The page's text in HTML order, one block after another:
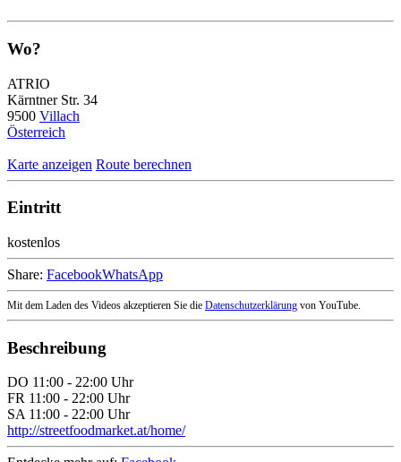
Wo?
ATRIO
Kärntner Str. 34
9500 Villach
Österreich
Karte anzeigen Route berechnen
Eintritt
kostenlos
Share: FacebookWhatsApp
Mit dem Laden des Videos akzeptieren Sie die Datenschutzerklärung von YouTube.
Beschreibung
DO 11:00 - 22:00 Uhr
FR 11:00 - 22:00 Uhr
SA 11:00 - 22:00 Uhr
http://streetfoodmarket.at/home/